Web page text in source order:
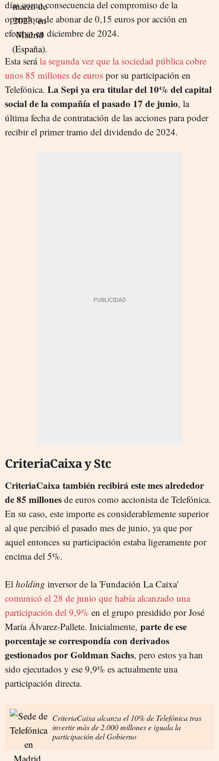
días como consecuencia del compromiso de la
operadora de abonar de 0,15 euros por acción en
efectivo en diciembre de 2024.
Esta serála segunda vez que la sociedad pública cobre
unos 85 millones de euros por su participación en
Telefónica. La Sepi ya era titular del 10% del capital
social de la compañía el pasado 17 de junio, la
última fecha de contratación de las acciones para poder
recibir el primer tramo del dividendo de 2024.
CriteriaCaixa y Stc
CriteriaCaixa también recibirá este mes alrededor
de 85 millones de euros como accionista de Telefónica.
En su caso, este importe es considerablemente superior
al que percibió el pasado mes de junio, ya que por
aquel entonces su participación estaba ligeramente por
encima del 5%.
El holding inversor de la 'Fundación La Caixa'
comunicó el 28 de junio que había alcanzado una
participación del 9,9% en el grupo presidido por José
María Álvarez-Pallete. Inicialmente, parte de ese
porcentaje se correspondía con derivados
gestionados por Goldman Sachs, pero estos ya han
sido ejecutados y ese 9,9% es actualmente una
participación directa.
CriteriaCaixa alcanza el 10% de Telefónica tras
invertir más de 2.000 millones e iguala la
participación del Gobierno